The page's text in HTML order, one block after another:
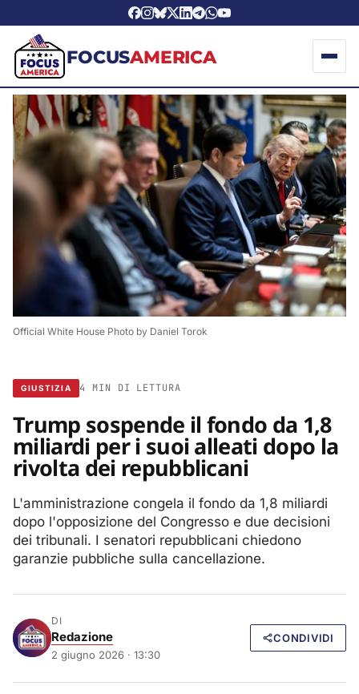
FOCUSAMERICA
Official White House Photo by Daniel Torok
GIUSTIZIA 4 MIN DI LETTURA
Trump sospende il fondo da 1,8
miliardi per i suoi alleati dopo la
rivolta dei repubblicani
L'amministrazione congela il fondo da 1,8 miliardi
dopo l'opposizione del Congresso e due decisioni
dei tribunali. I senatori repubblicani chiedono
garanzie pubbliche sulla cancellazione.
DI
Redazione
2 giugno 2026 · 13:30
CONDIVIDI